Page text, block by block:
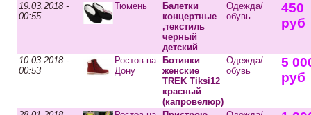
19.03.2018 -
00:55
Тюмень
Балетки
концертные
,текстиль
черный
детский
Одежда/
обувь
450
руб
10.03.2018 -
00:53
Ростов-на-
Дону
Ботинки
женские
TREK Tiksi12
красный
(капровелюр)
Одежда/
обувь
5
руб